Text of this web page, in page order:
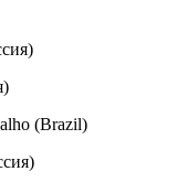
(Brazil)